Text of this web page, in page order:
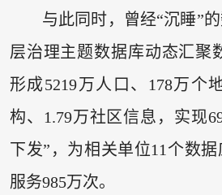
与此同时，曾经“沉睡”
层治理主题数据库动态汇聚
形成5219万人口、178万个
构、1.79万社区信息，实现
下发”，为相关单位11个数
服务985万次。